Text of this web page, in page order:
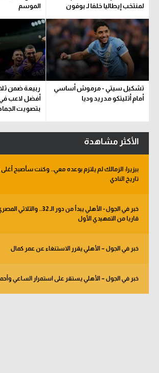
لمنتخب إيطاليا خلفا لـ بوفون
الموسم
تشكيل سيتي - مرموش أساسي
أمام أتليتكو مدريد وديا
ربيعة ضمن
أفضل لاعب في
بتصويت
الأكثر مشاهدة
بيزيرا: الزمالك لم يلتزم بوعده معي.. وكنت سأصبح
تاريخ النادي
خبر في الجول - الأهلي يبدأ من دور الـ
قاريا من التمهيدي الأول
خبر في الجول – الأهلي يقرر الاستنغاء عن عمر كمال
خبر في الجول – الأهلي يستقر على استمرار الساعي